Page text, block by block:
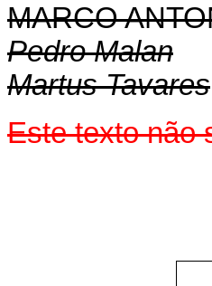
MARCO
Pedro Malan
Martus Tavares
Este texto não